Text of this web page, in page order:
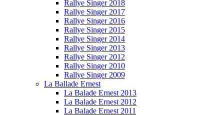
Rallye Singer 2018
Rallye Singer 2017
Rallye Singer 2016
Rallye Singer 2015
Rallye Singer 2014
Rallye Singer 2013
Rallye Singer 2012
Rallye Singer 2010
Rallye Singer 2009
La Ballade Ernest
La Balade Ernest 2013
La Balade Ernest 2012
La Balade Ernest 2011